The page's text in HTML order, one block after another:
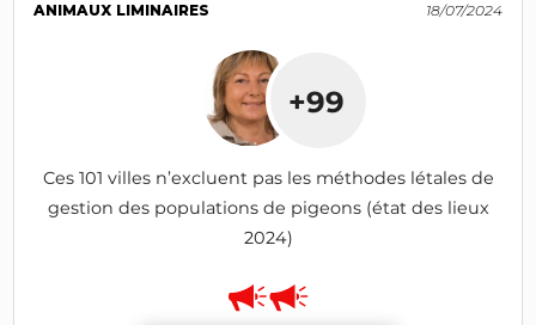
ANIMAUX LIMINAIRES 18/07/2024
+99
Ces 101 villes n’excluent pas les méthodes létales de
gestion des populations de pigeons (état des lieux
2024)